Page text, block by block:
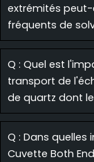
extrémités
fréquents de
Q : Quel est
transport de
de quartz dont
Q : Dans quelles
Cuvette Both